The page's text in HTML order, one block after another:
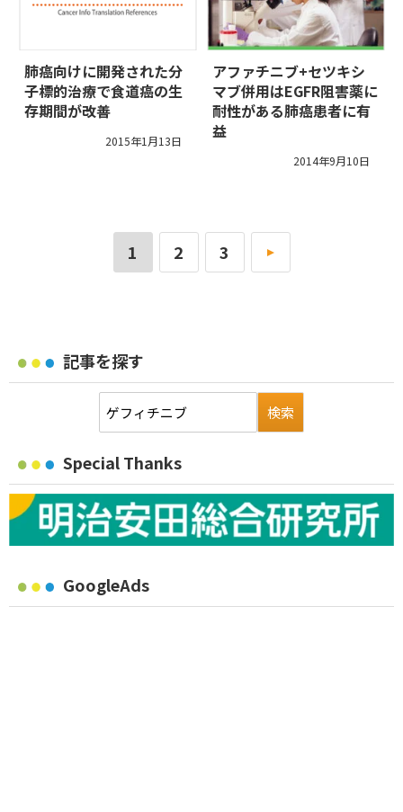
肺癌向けに開発された分
子標的治療で食道癌の生
存期間が改善
2015年1月13日
アファチニブ+セツキシ
マブ併用はEGFR阻害薬に
耐性がある肺癌患者に有
益
2014年9月10日
1 2 3 »
記事を探す
Special Thanks
GoogleAds